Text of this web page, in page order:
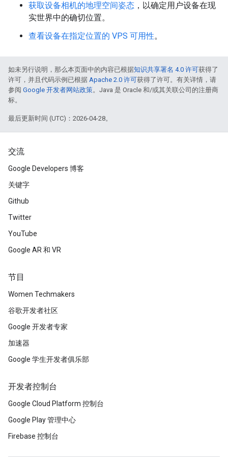
获取设备相机的地理空间姿态 ，以确定用户设备在现
实世界中的确切位置。
查看设备在指定位置的 VPS 可用性。
如未另行说明，那么本页面中的内容已根据知识共享署名 4.0 许可获得了
许可，并且代码示例已根据 Apache 2.0 许可获得了许可。有关详情，请
参阅 Google 开发者网站政策。Java 是 Oracle 和/或其关联公司的注册商
标。
最后更新时间 (UTC)：2026-04-28。
交流
Google Developers 博客
关键字
Github
Twitter
YouTube
Google AR 和 VR
节目
Women Techmakers
谷歌开发者社区
Google 开发者专家
加速器
Google 学生开发者俱乐部
开发者控制台
Google Cloud Platform 控制台
Google Play 管理中心
Firebase 控制台